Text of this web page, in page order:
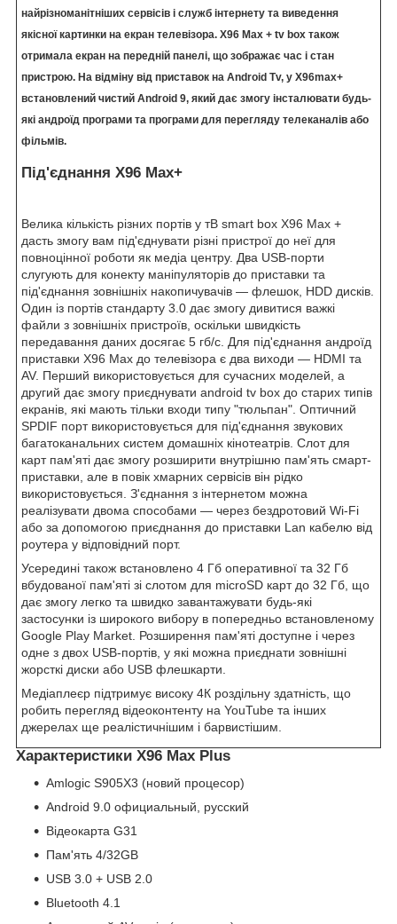
найрізноманітніших сервісів і служб інтернету та виведення
якісної картинки на екран телевізора. X96 Max + tv box також
отримала екран на передній панелі, що зображає час і стан
пристрою. На відміну від приставок на Android Tv, у X96max+
встановлений чистий Android 9, який дає змогу інсталювати будь-
які андроїд програми та програми для перегляду телеканалів або
фільмів.
Під'єднання X96 Max+
Велика кількість різних портів у тВ smart box X96 Max +
дасть змогу вам під'єднувати різні пристрої до неї для
повноцінної роботи як медіа центру. Два USB-порти
слугують для конекту маніпуляторів до приставки та
під'єднання зовнішніх накопичувачів — флешок, HDD дисків.
Один із портів стандарту 3.0 дає змогу дивитися важкі
файли з зовнішніх пристроїв, оскільки швидкість
передавання даних досягає 5 гб/c. Для під'єднання андроїд
приставки X96 Max до телевізора є два виходи — HDMI та
AV. Перший використовується для сучасних моделей, а
другий дає змогу приєднувати android tv box до старих типів
екранів, які мають тільки входи типу "тюльпан". Оптичний
SPDIF порт використовується для під'єднання звукових
багатоканальних систем домашніх кінотеатрів. Слот для
карт пам'яті дає змогу розширити внутрішню пам'ять смарт-
приставки, але в повік хмарних сервісів він рідко
використовується. З'єднання з інтернетом можна
реалізувати двома способами — через бездротовий Wi-Fi
або за допомогою приєднання до приставки Lan кабелю від
роутера у відповідний порт.
Усередині також встановлено 4 Гб оперативної та 32 Гб
вбудованої пам'яті зі слотом для microSD карт до 32 Гб, що
дає змогу легко та швидко завантажувати будь-які
застосунки із широкого вибору в попередньо встановленому
Google Play Market. Розширення пам'яті доступне і через
одне з двох USB-портів, у які можна приєднати зовнішні
жорсткі диски або USB флешкарти.
Медіаплеєр підтримує високу 4К роздільну здатність, що
робить перегляд відеоконтенту на YouTube та інших
джерелах ще реалістичнішим і барвистішим.
Характеристики X96 Max Plus
Amlogic S905X3 (новий процесор)
Android 9.0 официальный, русский
Відеокарта G31
Пам'ять 4/32GB
USB 3.0 + USB 2.0
Bluetooth 4.1